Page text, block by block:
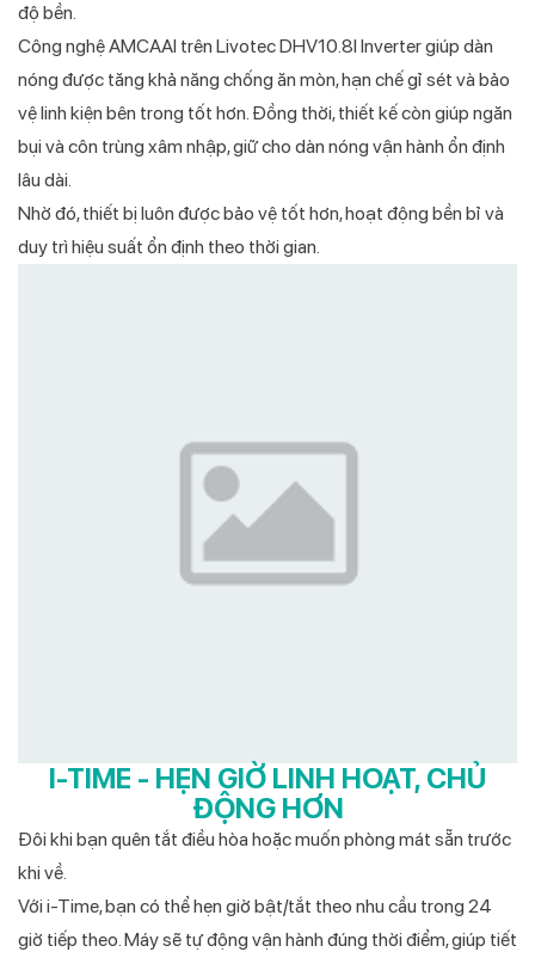
độ bền.
Công nghệ AMCAAI trên Livotec DHV10.8I Inverter giúp dàn
nóng được tăng khả năng chống ăn mòn, hạn chế gỉ sét và bảo
vệ linh kiện bên trong tốt hơn. Đồng thời, thiết kế còn giúp ngăn
bụi và côn trùng xâm nhập, giữ cho dàn nóng vận hành ổn định
lâu dài.
Nhờ đó, thiết bị luôn được bảo vệ tốt hơn, hoạt động bền bỉ và
duy trì hiệu suất ổn định theo thời gian.
I-TIME - HẸN GIỜ LINH HOẠT, CHỦ
ĐỘNG HƠN
Đôi khi bạn quên tắt điều hòa hoặc muốn phòng mát sẵn trước
khi về.
Với i-Time, bạn có thể hẹn giờ bật/tắt theo nhu cầu trong 24
giờ tiếp theo. Máy sẽ tự động vận hành đúng thời điểm, giúp tiết